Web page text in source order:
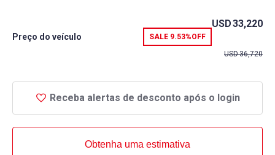
Preço do veículo SALE 9.53%OFF
USD33,220
USD36,720
Receba alertas de desconto após o login
Obtenha uma estimativa